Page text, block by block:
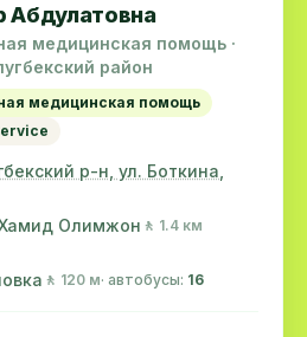
Абдулатовна
медицинская помощь ·
район
медицинская помощь
р-н, ул. Боткина,
Олимжон 🚶 1.4 км
🚶 120 м· автобусы: 16